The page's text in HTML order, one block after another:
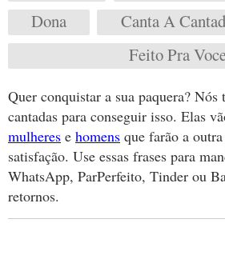
Dona
Canta A
Feito Pra
Quer conquistar a sua paquera? Nós
cantadas para conseguir isso. Elas
mulheres e homens que farão a
satisfação. Use essas frases para
WhatsApp, ParPerfeito, Tinder ou
retornos.